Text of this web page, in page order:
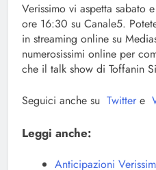
Verissimo vi aspetta sabato
ore 16:30 su Canale5.
in streaming online su
numerosissimi online per
che il talk show di Toffanin
Seguici anche su Twitter e
Leggi anche:
Anticipazioni